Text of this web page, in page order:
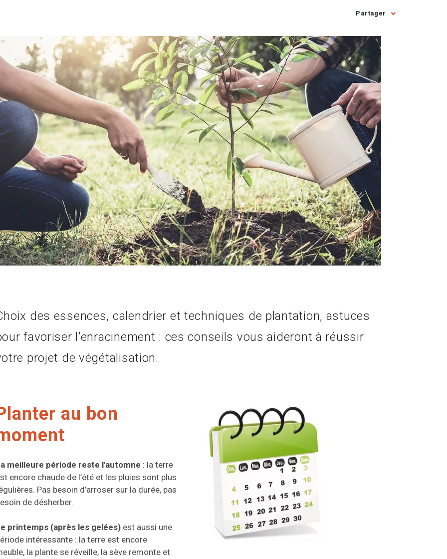
Partager
des essences, calendrier et techniques de plantation, astuces
favoriser l'enracinement : ces conseils vous aideront à réussir
projet de végétalisation.
au bon
meilleure période reste l'automne : la terre
encore chaude de l’été et les pluies sont plus
Pas besoin d’arroser sur la durée, pas
de désherber.
printemps (après les gelées)est aussi une
intéressante : la terre est encore
la plante se réveille, la sève remonte et